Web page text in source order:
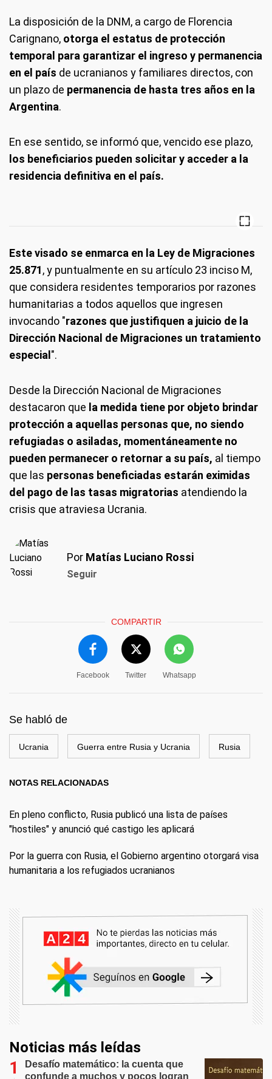
La disposición de la DNM, a cargo de Florencia
Carignano, otorga el estatus de protección
temporal para garantizar el ingreso y permanencia
en el país de ucranianos y familiares directos, con
un plazo de permanencia de hasta tres años en la
Argentina.
En ese sentido, se informó que, vencido ese plazo,
los beneficiarios pueden solicitar y acceder a la
residencia definitiva en el país.
Este visado se enmarca en la Ley de Migraciones
25.871, y puntualmente en su artículo 23 inciso M,
que considera residentes temporarios por razones
humanitarias a todos aquellos que ingresen
invocando "razones que justifiquen a juicio de la
Dirección Nacional de Migraciones un tratamiento
especial ".
Desde la Dirección Nacional de Migraciones
destacaron que la medida tiene por objeto brindar
protección a aquellas personas que, no siendo
refugiadas o asiladas, momentáneamente no
pueden permanecer o retornar a su país, al tiempo
que las personas beneficiadas estarán eximidas
del pago de las tasas migratorias atendiendo la
crisis que atraviesa Ucrania.
Por Matías Luciano Rossi
Seguir
COMPARTIR
Facebook Twitter Whatsapp
Se habló de
Ucrania Guerra entre Rusia y Ucrania Rusia
NOTAS RELACIONADAS
En pleno conflicto, Rusia publicó una lista de países
"hostiles" y anunció qué castigo les aplicará
Por la guerra con Rusia, el Gobierno argentino otorgará visa
humanitaria a los refugiados ucranianos
Noticias más leídas
Desafío matemático: la cuenta que
confunde a muchos y pocos logran